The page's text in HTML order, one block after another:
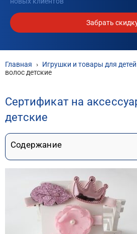
Забрать
Главная › Игрушки и товары для детей
волос детские
Сертификат на
детские
Содержание